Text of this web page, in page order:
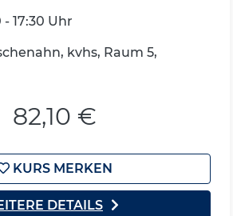
- 17:30 Uhr
kvhs, Raum 5,
82,10 €
KURS MERKEN
DETAILS